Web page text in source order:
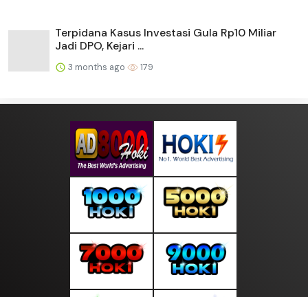
Terpidana Kasus Investasi Gula Rp10 Miliar
Jadi DPO, Kejari ...
3 months ago 179